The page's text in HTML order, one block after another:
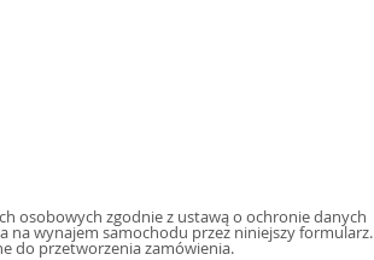
osobowych zgodnie z ustawą o ochronie danych
na wynajem samochodu przez niniejszy formularz.
do przetworzenia zamówienia.